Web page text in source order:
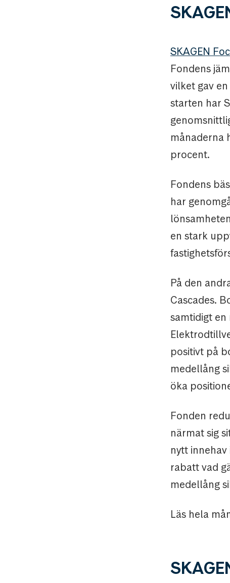
SKAGEN
Fondens
vilket gav
starten har
månaderna
procent.
Fondens
har
en stark
På den
Cascades.
samtidigt
positivt på
medellång
öka
Fonden
närmat sig
nytt
rabatt vad
medellång
Läs hela